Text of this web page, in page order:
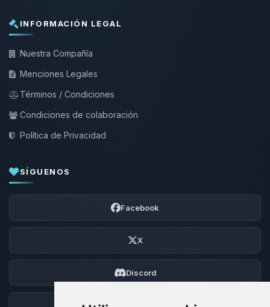
INFORMACIÓN LEGAL
Nuestra Compañía
Menciones Legales
Términos / Condiciones
Condiciones de colaboración
Política de Privacidad
SÍGUENOS
Facebook
X
Discord